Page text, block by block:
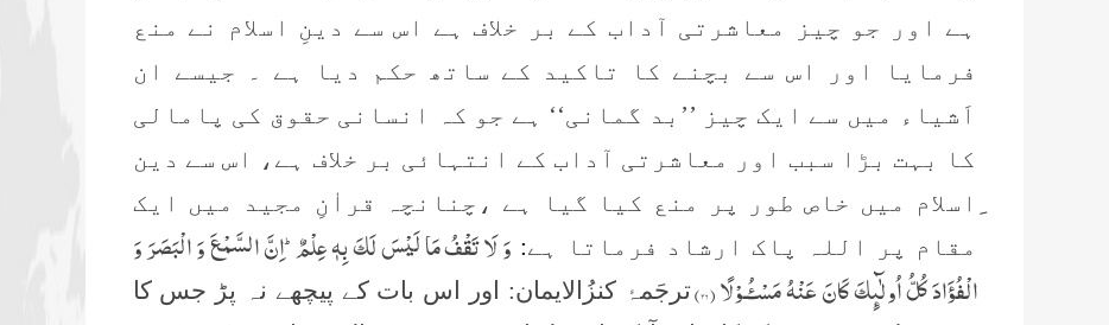
ہے اور جو چیز معاشرتی آداب کے بر خلاف ہے اس سے دینِ اسلام نے منع
فرمایا اور اس سے بچنے کا تاکید کے ساتھ حکم دیا ہے ۔ جیسے ان
اَشیاء میں سے ایک چیز ’’بد گمانی‘‘ ہے جو کہ انسانی حقوق کی پامالی
کا بہت بڑا سبب اور معاشرتی آداب کے انتہائی بر خلاف ہے، اس سے دین
ِاسلام میں خاص طور پر منع کیا گیا ہے ،چنانچہ قراٰنِ مجید میں ایک
مقام پر اللہ پاک ارشاد فرماتا ہے: وَ لَا تَقْفُ مَا لَیْسَ لَكَ بِهٖ عِلْمٌؕ-اِنَّ السَّمْعَ وَ الْبَصَرَ وَ
الْفُؤَادَ كُلُّ اُولٰٓىٕكَ كَانَ عَنْهُ مَسْـٴُـوْلًا (۳۶)ترجَمۂ کنزُالایمان: اور اس بات کے پیچھے نہ پڑ جس کا